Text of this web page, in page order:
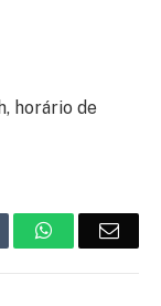
horário de
WhatsApp